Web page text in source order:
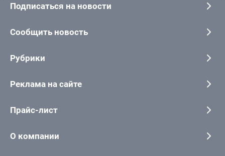
Подписаться на новости
Сообщить новость
Рубрики
Реклама на сайте
Прайс-лист
О компании